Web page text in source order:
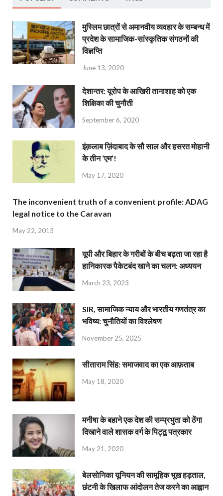
मुस्लिम छात्रों से अमानवीय व्यवहार के सम्बन्ध में
प्रदेश के सामाजिक-सांस्कृतिक संगठनों की
विज्ञप्ति
June 13, 2020
देशान्‍तर: यूरोप के आखिरी तानाशाह को एक
शिक्षिका की चुनौती
September 6, 2020
इंक़लाब ज़िंदाबाद के सौ साल और हसरत मोहानी
के तीन ‘एम’!
May 17, 2020
The inconvenient truth of a convenient profile: ADAG
legal notice to the Caravan
May 22, 2013
यूपी और बिहार के गरीबों के बीच बढ़ता जा रहा है
हानिकारक पैकेटबंद खाने का चलन: अध्ययन
March 23, 2023
SIR, सामाजिक न्याय और भारतीय गणतंत्र का
भविष्य: चुनौतियों का विश्लेषण
November 25, 2025
सीताराम सिंह: समाजवाद का एक आफ़ताब
May 18, 2020
मनीषा के बहाने एक देश की सम्प्रभुता को ठेंगा
दिखाने वाले शासक वर्ग के पिट्ठू पत्रकार
May 21, 2020
बेलसोनिका यूनियन की सामूहिक भूख हड़ताल,
छंटनी के खिलाफ आंदोलन तेज करने का आह्वान